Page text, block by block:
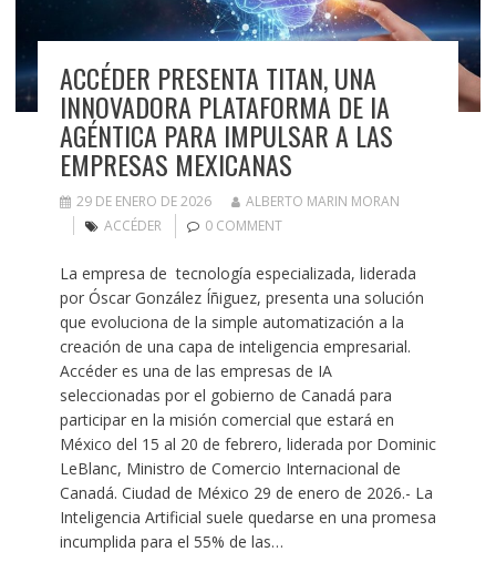
ACCÉDER PRESENTA TITAN, UNA
INNOVADORA PLATAFORMA DE IA
AGÉNTICA PARA IMPULSAR A LAS
EMPRESAS MEXICANAS
29 DE ENERO DE 2026
ALBERTO MARIN MORAN
ACCÉDER
0 COMMENT
La empresa de tecnología especializada, liderada
por Óscar González Íñiguez, presenta una solución
que evoluciona de la simple automatización a la
creación de una capa de inteligencia empresarial.
Accéder es una de las empresas de IA
seleccionadas por el gobierno de Canadá para
participar en la misión comercial que estará en
México del 15 al 20 de febrero, liderada por Dominic
LeBlanc, Ministro de Comercio Internacional de
Canadá. Ciudad de México 29 de enero de 2026.- La
Inteligencia Artificial suele quedarse en una promesa
incumplida para el 55% de las…